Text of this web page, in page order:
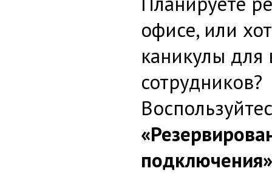
офисе, или
каникулы для
сотрудников?